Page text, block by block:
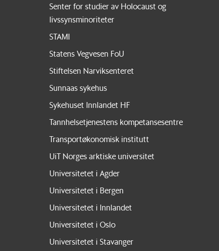
Senter for studier av Holocaust og
livssynsminoriteter
STAMI
Statens Vegvesen FoU
Stiftelsen Narviksenteret
Sunnaas sykehus
Sykehuset Innlandet HF
Tannhelsetjenestens kompetansesentre
Transportøkonomisk institutt
UiT Norges arktiske universitet
Universitetet i Agder
Universitetet i Bergen
Universitetet i Innlandet
Universitetet i Oslo
Universitetet i Stavanger